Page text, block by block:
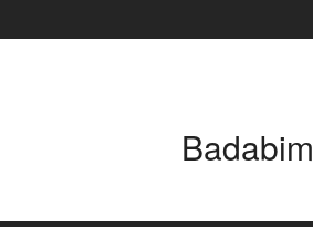
Badabim